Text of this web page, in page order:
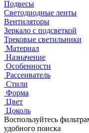
Подвесы
Светодиодные ленты
Вентиляторы
Зеркало с подсветкой
Трековые светильники
Материал
Назначение
Особенности
Рассеиватель
Стили
Форма
Цвет
Цоколь
Воспользуйтесь
удобного поиска